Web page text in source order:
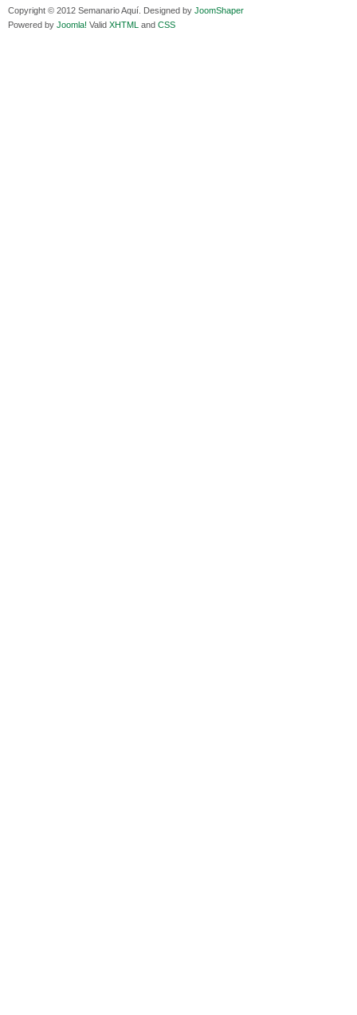
Viernes, 11 Diciembre 2020
Medios de difusión, amigos y enemigos de Evo Morales
Copyright © 2012 Semanario Aquí. Designed by JoomShaper
Powered by Joomla! Valid XHTML and CSS